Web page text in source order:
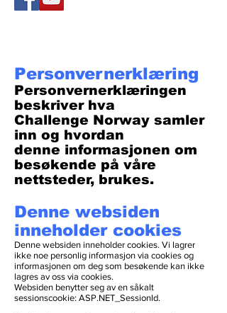
Personvernerklæring
Personvernerklæringen
beskriver hva
Challenge Norway samler
inn og hvordan
denne informasjonen om
besøkende på våre
nettsteder, brukes.
Denne websiden
inneholder cookies
Denne websiden inneholder cookies. Vi lagrer
ikke noe personlig informasjon via cookies og
informasjonen om deg som besøkende kan ikke
lagres av oss via cookies.
Websiden benytter seg av en såkalt
sessionscookie: ASP.NET_SessionId.